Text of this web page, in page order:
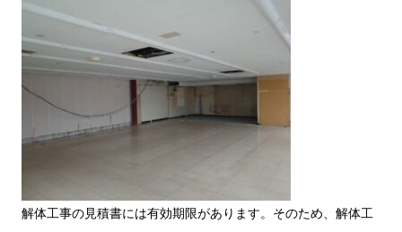
解体工事の見積書には有効期限があります。そのため、解体工